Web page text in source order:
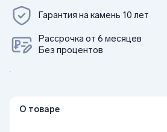
Гарантия на камень 10 лет
Рассрочка от 6 месяцев
Без процентов
О товаре